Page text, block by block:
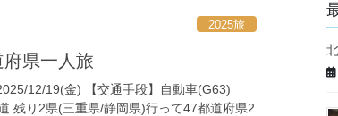
2025旅
県一人旅
12/19(金) 【交通手段】自動車(G63)
残り2県(三重県/静岡県)行って47都道府県2